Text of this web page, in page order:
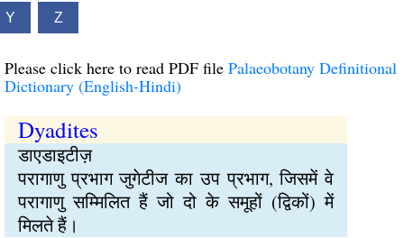
Y Z
Please click here to read PDF file Palaeobotany Definitional
Dictionary (English-Hindi)
Dyadites
डाएडाइटीज़
परागाणु प्रभाग जुगेटीज का उप प्रभाग, जिसमें वे
परागाणु सम्मिलित हैं जो दो के समूहों (द्विकों) में
मिलते हैं।